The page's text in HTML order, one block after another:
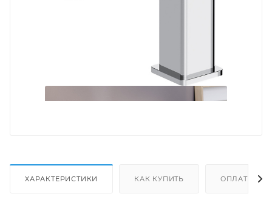
ХАРАКТЕРИСТИКИ КАК КУПИТЬ ОПЛАТА